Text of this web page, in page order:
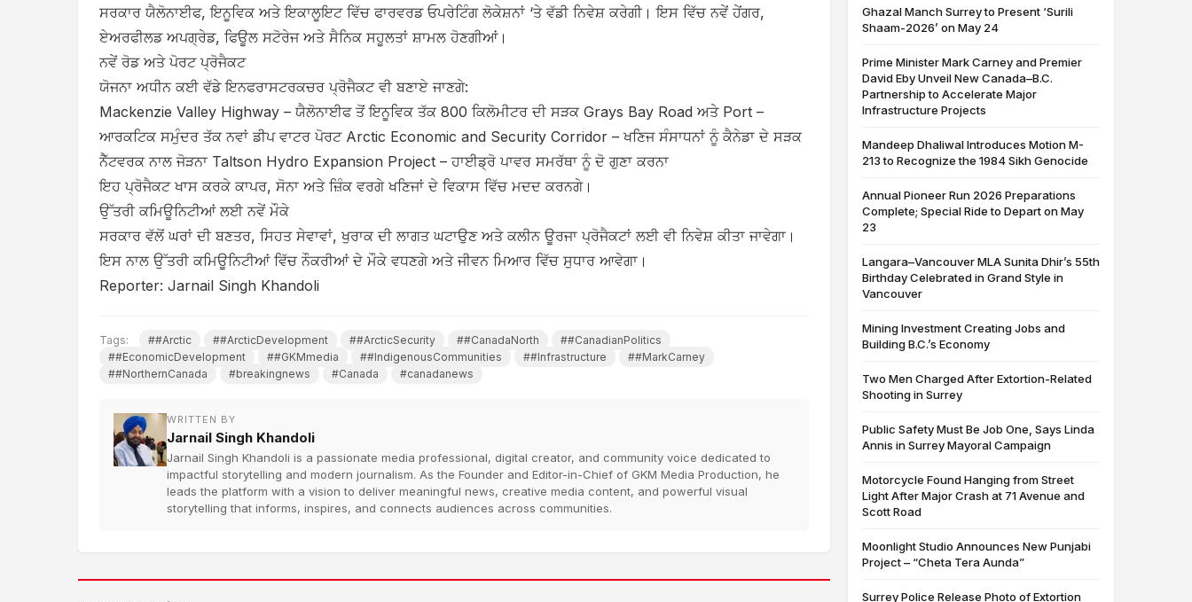
ਸਰਕਾਰ ਯੈਲੋਨਾਈਫ, ਇਨੂਵਿਕ ਅਤੇ ਇਕਾਲੂਇਟ ਵਿੱਚ ਫਾਰਵਰਡ ਓਪਰੇਟਿੰਗ ਲੋਕੇਸ਼ਨਾਂ ‘ਤੇ ਵੱਡੀ ਨਿਵੇਸ਼ ਕਰੇਗੀ। ਇਸ ਵਿੱਚ ਨਵੇਂ ਹੇਂਗਰ,
ਏਅਰਫੀਲਡ ਅਪਗ੍ਰੇਡ, ਫਿਊਲ ਸਟੋਰੇਜ ਅਤੇ ਸੈਨਿਕ ਸਹੂਲਤਾਂ ਸ਼ਾਮਲ ਹੋਣਗੀਆਂ।
ਨਵੇਂ ਰੋਡ ਅਤੇ ਪੋਰਟ ਪ੍ਰੋਜੈਕਟ
ਯੋਜਨਾ ਅਧੀਨ ਕਈ ਵੱਡੇ ਇਨਫਰਾਸਟਰਕਚਰ ਪ੍ਰੋਜੈਕਟ ਵੀ ਬਣਾਏ ਜਾਣਗੇ:
Mackenzie Valley Highway – ਯੈਲੋਨਾਈਫ ਤੋਂ ਇਨੂਵਿਕ ਤੱਕ 800 ਕਿਲੋਮੀਟਰ ਦੀ ਸੜਕ Grays Bay Road ਅਤੇ Port –
ਆਰਕਟਿਕ ਸਮੁੰਦਰ ਤੱਕ ਨਵਾਂ ਡੀਪ ਵਾਟਰ ਪੋਰਟ Arctic Economic and Security Corridor – ਖਣਿਜ ਸੰਸਾਧਨਾਂ ਨੂੰ ਕੈਨੇਡਾ ਦੇ ਸੜਕ
ਨੈੱਟਵਰਕ ਨਾਲ ਜੋੜਨਾ Taltson Hydro Expansion Project – ਹਾਈਡ੍ਰੋ ਪਾਵਰ ਸਮਰੱਥਾ ਨੂੰ ਦੋ ਗੁਣਾ ਕਰਨਾ
ਇਹ ਪ੍ਰੋਜੈਕਟ ਖਾਸ ਕਰਕੇ ਕਾਪਰ, ਸੋਨਾ ਅਤੇ ਜ਼ਿੰਕ ਵਰਗੇ ਖਣਿਜਾਂ ਦੇ ਵਿਕਾਸ ਵਿੱਚ ਮਦਦ ਕਰਨਗੇ।
ਉੱਤਰੀ ਕਮਿਊਨਿਟੀਆਂ ਲਈ ਨਵੇਂ ਮੌਕੇ
ਸਰਕਾਰ ਵੱਲੋਂ ਘਰਾਂ ਦੀ ਬਣਤਰ, ਸਿਹਤ ਸੇਵਾਵਾਂ, ਖੁਰਾਕ ਦੀ ਲਾਗਤ ਘਟਾਉਣ ਅਤੇ ਕਲੀਨ ਊਰਜਾ ਪ੍ਰੋਜੈਕਟਾਂ ਲਈ ਵੀ ਨਿਵੇਸ਼ ਕੀਤਾ ਜਾਵੇਗਾ।
ਇਸ ਨਾਲ ਉੱਤਰੀ ਕਮਿਊਨਿਟੀਆਂ ਵਿੱਚ ਨੌਕਰੀਆਂ ਦੇ ਮੌਕੇ ਵਧਣਗੇ ਅਤੇ ਜੀਵਨ ਮਿਆਰ ਵਿੱਚ ਸੁਧਾਰ ਆਵੇਗਾ।
Reporter: Jarnail Singh Khandoli
Tags: ##Arctic ##ArcticDevelopment ##ArcticSecurity ##CanadaNorth
##CanadianPolitics
##EconomicDevelopment
##GKMmedia ##IndigenousCommunities ##Infrastructure
##MarkCarney
##NorthernCanada
#breakingnews #Canada #canadanews
WRITTEN BY
Jarnail Singh Khandoli
Jarnail Singh Khandoli is a passionate media professional, digital creator, and community voice dedicated to
impactful storytelling and modern journalism. As the Founder and Editor-in-Chief of GKM Media Production, he
leads the platform with a vision to deliver meaningful news, creative media content, and powerful visual
storytelling that informs, inspires, and connects audiences across communities.
Ghazal Manch Surrey to Present ‘Surili
Shaam-2026’ on May 24
Prime Minister Mark Carney and Premier
David Eby Unveil New Canada–B.C.
Partnership to Accelerate Major
Infrastructure Projects
Mandeep Dhaliwal Introduces Motion M-
213 to Recognize the 1984 Sikh Genocide
Annual Pioneer Run 2026 Preparations
Complete; Special Ride to Depart on May
23
Langara–Vancouver MLA Sunita Dhir’s 55th
Birthday Celebrated in Grand Style in
Vancouver
Mining Investment Creating Jobs and
Building B.C.’s Economy
Two Men Charged After Extortion-Related
Shooting in Surrey
Public Safety Must Be Job One, Says Linda
Annis in Surrey Mayoral Campaign
Motorcycle Found Hanging from Street
Light After Major Crash at 71 Avenue and
Scott Road
Moonlight Studio Announces New Punjabi
Project – “Cheta Tera Aunda”
Surrey Police Release Photo of Extortion